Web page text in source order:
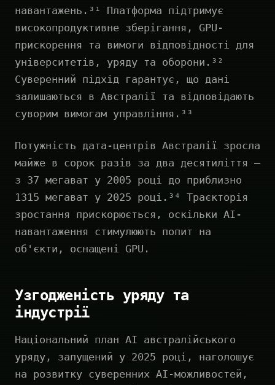
навантажень.³¹ Платформа підтримує
високопродуктивне зберігання, GPU-
прискорення та вимоги відповідності для
університетів, уряду та оборони.³²
Суверенний підхід гарантує, що дані
залишаються в Австралії та відповідають
суворим вимогам управління.³³
Потужність дата-центрів Австралії зросла
майже в сорок разів за два десятиліття —
з 37 мегават у 2005 році до приблизно
1315 мегават у 2025 році.³⁴ Траєкторія
зростання прискорюється, оскільки AI-
навантаження стимулюють попит на
об'єкти, оснащені GPU.
Узгодженість уряду та
індустрії
Національний план AI австралійського
уряду, запущений у 2025 році, наголошує
на розвитку суверенних AI-можливостей,